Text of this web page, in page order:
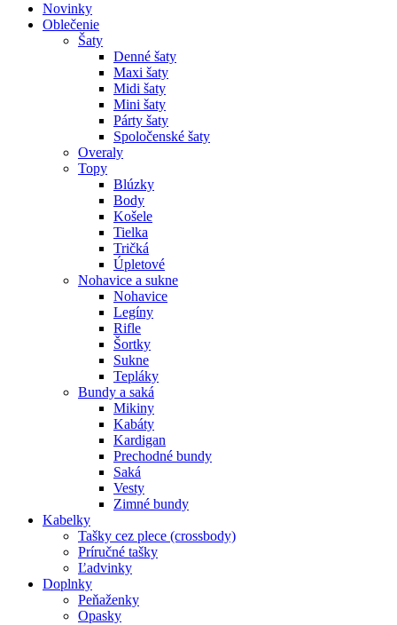
Novinky
Oblečenie
Šaty
Denné šaty
Maxi šaty
Midi šaty
Mini šaty
Párty šaty
Spoločenské šaty
Overaly
Topy
Blúzky
Body
Košele
Tielka
Tričká
Úpletové
Nohavice a sukne
Nohavice
Legíny
Rifle
Šortky
Sukne
Tepláky
Bundy a saká
Mikiny
Kabáty
Kardigan
Prechodné bundy
Saká
Vesty
Zimné bundy
Kabelky
Tašky cez plece (crossbody)
Príručné tašky
Ľadvinky
Doplnky
Peňaženky
Opasky